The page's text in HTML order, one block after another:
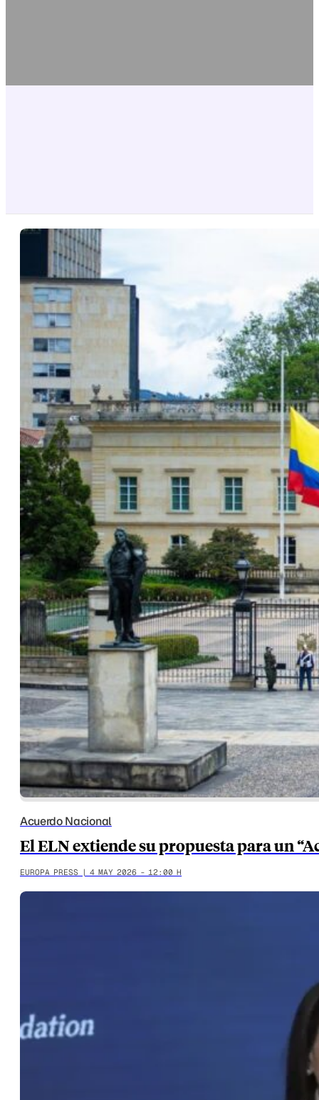
Acuerdo Nacional
El ELN extiende su propuesta para un
EUROPA PRESS | 4 MAY 2026 - 12:00 H